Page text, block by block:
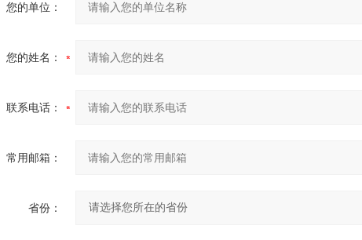
您的单位：
您的姓名：
联系电话：
常用邮箱：
省份：